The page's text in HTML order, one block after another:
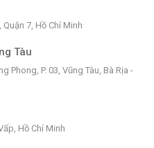
Quận 7, Hồ Chí Minh
Tàu
Phong, P. 03, Vũng Tàu, Bà Rịa -
Hồ Chí Minh